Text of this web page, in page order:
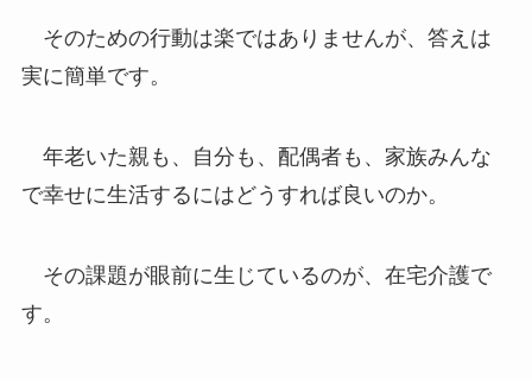
そのための行動は楽ではありませんが、答えは
実に簡単です。
年老いた親も、自分も、配偶者も、家族みんな
で幸せに生活するにはどうすれば良いのか。
その課題が眼前に生じているのが、在宅介護で
す。